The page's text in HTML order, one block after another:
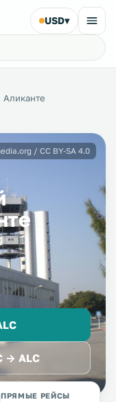
USD▾
Аликанте
→ ALC
/ CC BY-SA 4.0
ПРЯМЫЕ РЕЙСЫ